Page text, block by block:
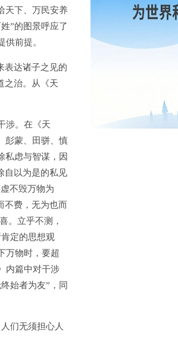
天下、万民安养
”的图景呼应了
前提。
表达诸子之见的
之治。从《天
涉。在《天
彭蒙、田骈、慎
私虑与智谋，因
自以为是的私见
不毁万物为
不费，无为也而
。立乎不测，
定的思想观
万物时，要超
内篇中对干涉
始者为友”，同
们无须担心人